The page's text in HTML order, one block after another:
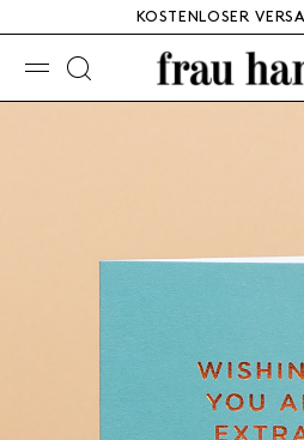
KOSTENLOSER
☰